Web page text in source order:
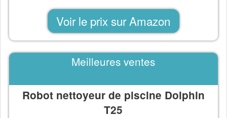
Voir le prix sur Amazon
Meilleures ventes
Robot nettoyeur de piscine Dolphin
T25